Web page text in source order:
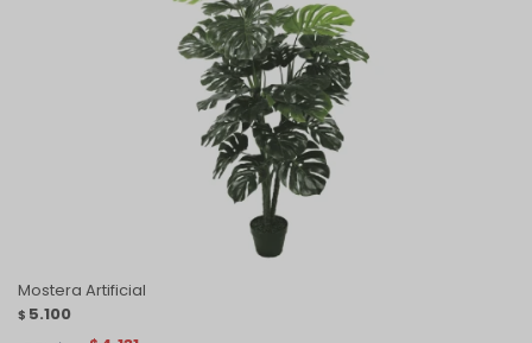
Mostera Artificial
$ 5.100